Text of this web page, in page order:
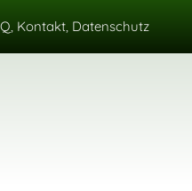
Kontakt, Datenschutz